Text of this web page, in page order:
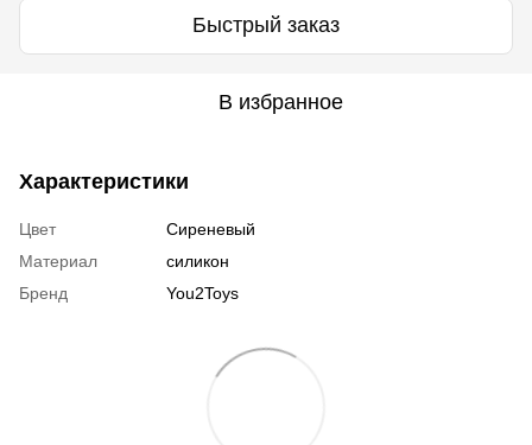
Быстрый заказ
В избранное
Характеристики
Цвет
Сиреневый
Материал
силикон
Бренд
You2Toys